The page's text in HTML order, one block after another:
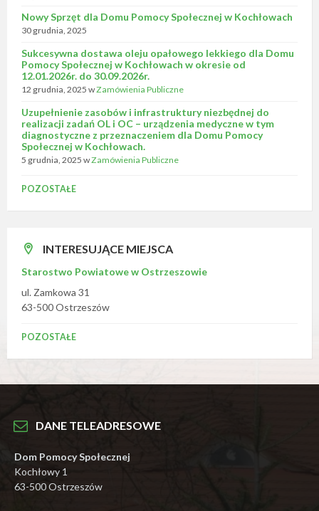
Nowy Sprzęt dla Domu Pomocy Społecznej w Kochłowach
30 grudnia, 2025
Sukcesywna dostawa oleju opałowego lekkiego dla Domu
Pomocy Społecznej w Kochłowach w okresie od
12.01.2026r. do 30.09.2026r.
12 grudnia, 2025 wZamówienia Publiczne
Uzupełnienie zasobów i infrastruktury niezbędnej do
realizacji zadań OL i OC – urządzenia medyczne w tym
diagnostyczne z przeznaczeniem dla Domu Pomocy
Społecznej w Kochłowach.
5 grudnia, 2025 wZamówienia Publiczne
POZOSTAŁE
INTERESUJĄCE MIEJSCA
Starostwo Powiatowe w Ostrzeszowie
ul. Zamkowa 31
63-500 Ostrzeszów
POZOSTAŁE
DANE TELEADRESOWE
Dom Pomocy Społecznej
Kochłowy 1
63-500 Ostrzeszów